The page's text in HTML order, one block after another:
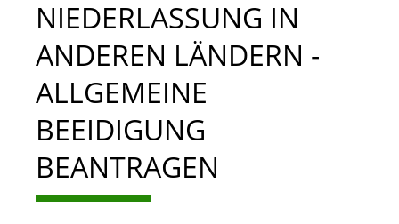
NIEDERLASSUNG IN
ANDEREN LÄNDERN -
ALLGEMEINE
BEEIDIGUNG
BEANTRAGEN